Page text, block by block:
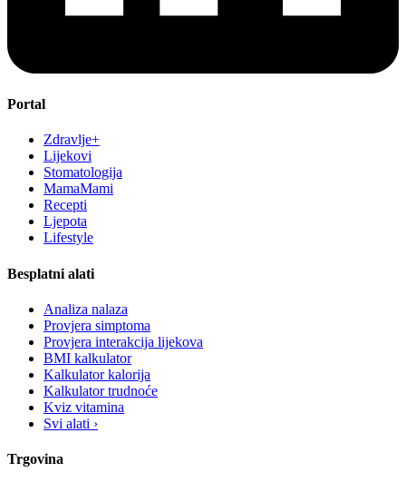
Portal
Zdravlje+
Lijekovi
Stomatologija
MamaMami
Recepti
Ljepota
Lifestyle
Besplatni alati
Analiza nalaza
Provjera simptoma
Provjera interakcija lijekova
BMI kalkulator
Kalkulator kalorija
Kalkulator trudnoće
Kviz vitamina
Svi alati ›
Trgovina